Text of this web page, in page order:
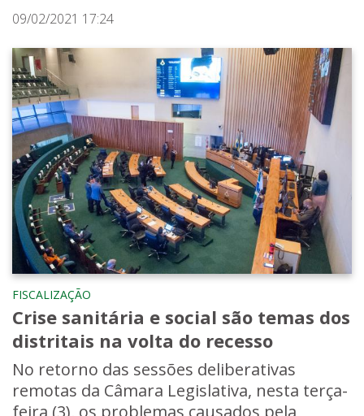
09/02/2021 17:24
FISCALIZAÇÃO
Crise sanitária e social são temas dos
distritais na volta do recesso
No retorno das sessões deliberativas
remotas da Câmara Legislativa, nesta terça-